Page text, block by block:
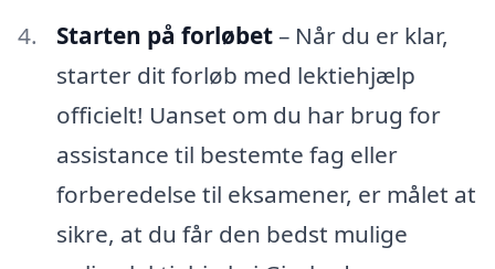
Starten på forløbet– Når du er klar,
starter dit forløb med lektiehjælp
officielt! Uanset om du har brug for
assistance til bestemte fag eller
forberedelse til eksamener, er målet at
sikre, at du får den bedst mulige